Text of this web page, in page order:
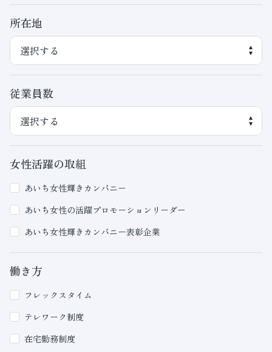
所在地
従業員数
女性活躍の取組
あいち女性輝きカンパニー
あいち女性の活躍プロモーションリーダー
あいち女性輝きカンパニー表彰企業
働き方
フレックスタイム
テレワーク制度
在宅勤務制度